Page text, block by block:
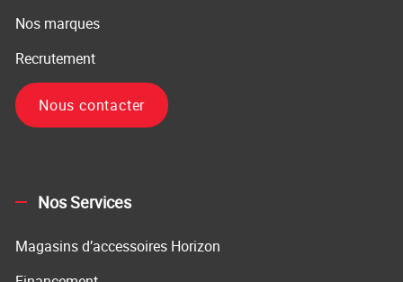
Nos marques
Recrutement
Nous contacter
Nos Services
Magasins d’accessoires Horizon